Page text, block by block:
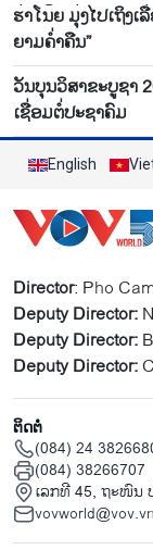
ຮ່າໂນ້ຍ ມຸ່ງໄປເຖິງ
ຍາມຄ່ຳຄືນ”
ວັນບຸນວິສາຂະບູຊາ
ເຊື່ອມຕໍ່ປະຊາຄົມ
English
Director: Pho
Deputy Director:
Deputy Director:
Deputy Director:
ຕິດຕໍ່
(084) 24
(084) 38266707
ເລກທີ 45, ຖະໜົນ
vovworld@vov.vn